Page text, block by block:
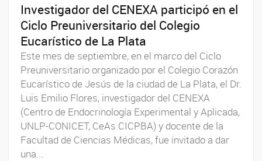
Investigador del CENEXA participó en el
Ciclo Preuniversitario del Colegio
Eucarístico de La Plata
Este mes de septiembre, en el marco del Ciclo
Preuniversitario organizado por el Colegio Corazón
Eucarístico de Jesús de la ciudad de La Plata, el Dr.
Luis Emilio Flores, investigador del CENEXA
(Centro de Endocrinología Experimental y Aplicada,
UNLP-CONICET, CeAs CICPBA) y docente de la
Facultad de Ciencias Médicas, fue invitado a dar
una...